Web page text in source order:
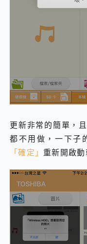
更新非常的簡單，
都不用做，一下子
「確定」 重新開啟動